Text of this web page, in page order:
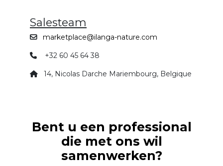
Salesteam
marketplace@ilanga-nature.com
+32 60 45 64 38
14, Nicolas Darche Mariembourg, Belgique
Bent u een professional
die met ons wil
samenwerken?